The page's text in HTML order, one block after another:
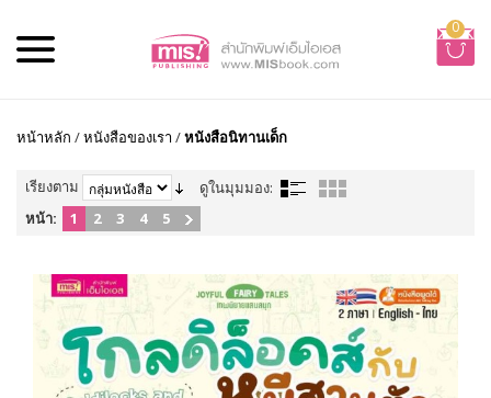
0
หน้าหลัก /หนังสือของเรา /หนังสือนิทานเด็ก
เรียงตาม
ดูในมุมมอง:
หน้า:
1 2 3 4 5